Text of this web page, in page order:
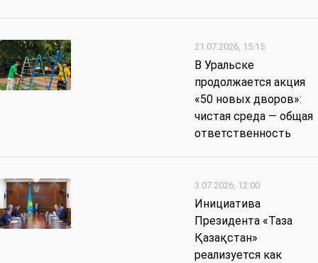
21.07.2026, 15:15
В Уральске
продолжается акция
«50 новых дворов»:
чистая среда — общая
ответственность
3.07.2026, 12:00
Инициатива
Президента «Таза
Қазақстан»
реализуется как